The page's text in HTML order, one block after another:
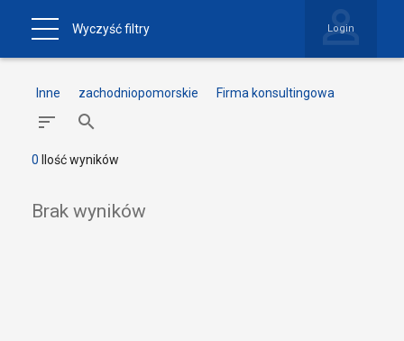
Wyczyść filtry Login
Inne zachodniopomorskie Firma konsultingowa
0 Ilość wyników
Brak wyników